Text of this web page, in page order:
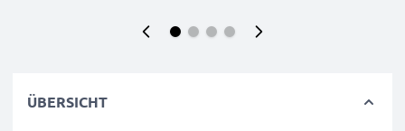
ÜBERSICHT